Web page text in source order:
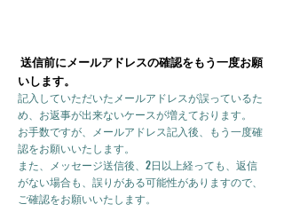
送信前にメールアドレスの確認をもう一度お願
いします。
記入していただいたメールアドレスが誤っているた
め、お返事が出来ないケースが増えております。
お手数ですが、メールアドレス記入後、もう一度確
認をお願いいたします。
また、メッセージ送信後、2日以上経っても、返信
がない場合も、誤りがある可能性がありますので、
ご確認をお願いいたします。